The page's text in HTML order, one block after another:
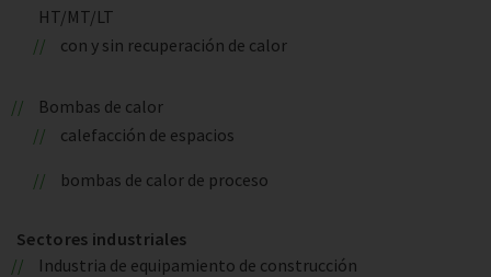
HT/MT/LT
con y sin recuperación de calor
Bombas de calor
calefacción de espacios
bombas de calor de proceso
Sectores industriales
Industria de equipamiento de construcción